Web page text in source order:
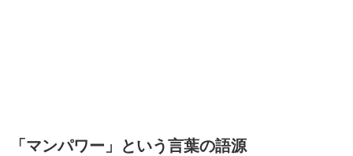
「マンパワー」という言葉の語源